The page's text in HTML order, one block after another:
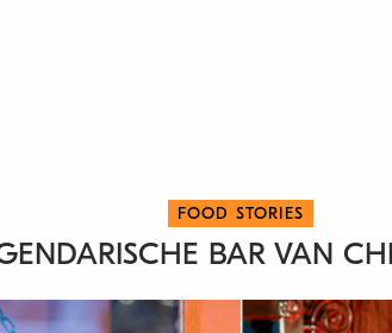
FOOD STORIES
BAR VAN